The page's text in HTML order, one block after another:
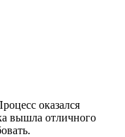
оказался
вышла отличного